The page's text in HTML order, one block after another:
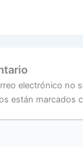
electrónico no
están marcados